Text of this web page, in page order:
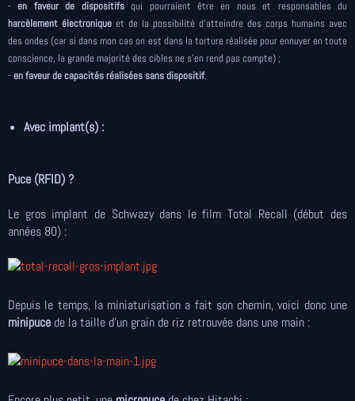
-en faveur de dispositifsqui pourraient être en nous et responsables du
harcèlement électronique et de la possibilité d'atteindre des corps humains avec
des ondes (car si dans mon cas on est dans la torture réalisée pour ennuyer en toute
conscience, la grande majorité des cibles ne s'en rend pas compte) ;
- en faveur de capacités réalisées sans dispositif.
Avec implant(s) :
Puce (RFID) ?
Le gros implant de Schwazy dans le film Total Recall (début des
années 80) :
Depuis le temps, la miniaturisation a fait son chemin, voici donc une
minipuce de la taille d'un grain de riz retrouvée dans une main :